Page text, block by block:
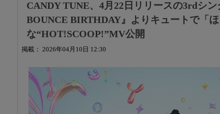
CANDY TUNE、4月22日リリースの3rdシ
BOUNCE BIRTHDAY』よりキュートで「
な“HOT!SCOOP!”MV公開
掲載： 2026年04月10日 12:30